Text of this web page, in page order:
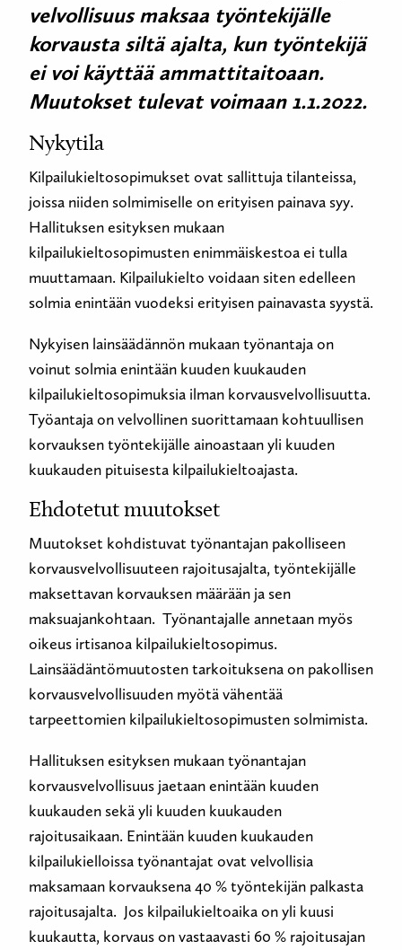
velvollisuus maksaa työntekijälle
korvausta siltä ajalta, kun työntekijä
ei voi käyttää ammattitaitoaan.
Muutokset tulevat voimaan 1.1.2022.
Nykytila
Kilpailukieltosopimukset ovat sallittuja tilanteissa,
joissa niiden solmimiselle on erityisen painava syy.
Hallituksen esityksen mukaan
kilpailukieltosopimusten enimmäiskestoa ei tulla
muuttamaan. Kilpailukielto voidaan siten edelleen
solmia enintään vuodeksi erityisen painavasta syystä.
Nykyisen lainsäädännön mukaan työnantaja on
voinut solmia enintään kuuden kuukauden
kilpailukieltosopimuksia ilman korvausvelvollisuutta.
Työantaja on velvollinen suorittamaan kohtuullisen
korvauksen työntekijälle ainoastaan yli kuuden
kuukauden pituisesta kilpailukieltoajasta.
Ehdotetut muutokset
Muutokset kohdistuvat työnantajan pakolliseen
korvausvelvollisuuteen rajoitusajalta, työntekijälle
maksettavan korvauksen määrään ja sen
maksuajankohtaan. Työnantajalle annetaan myös
oikeus irtisanoa kilpailukieltosopimus.
Lainsäädäntömuutosten tarkoituksena on pakollisen
korvausvelvollisuuden myötä vähentää
tarpeettomien kilpailukieltosopimusten solmimista.
Hallituksen esityksen mukaan työnantajan
korvausvelvollisuus jaetaan enintään kuuden
kuukauden sekä yli kuuden kuukauden
rajoitusaikaan. Enintään kuuden kuukauden
kilpailukielloissa työnantajat ovat velvollisia
maksamaan korvauksena 40 % työntekijän palkasta
rajoitusajalta. Jos kilpailukieltoaika on yli kuusi
kuukautta, korvaus on vastaavasti 60 % rajoitusajan